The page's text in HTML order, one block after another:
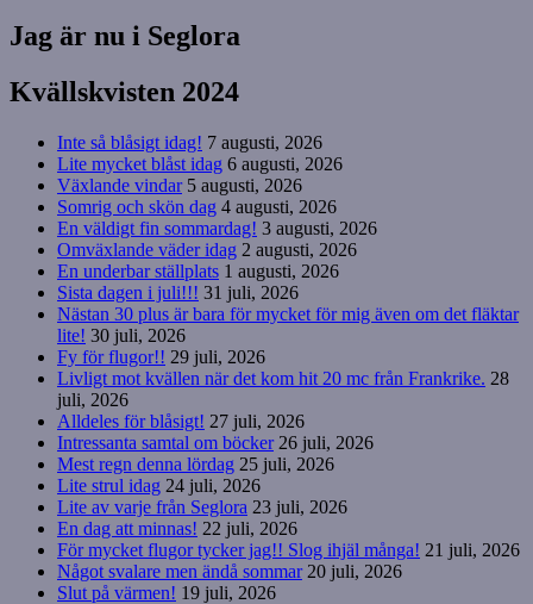
Jag är nu i Seglora
Kvällskvisten 2024
Inte så blåsigt idag! 7 augusti, 2026
Lite mycket blåst idag 6 augusti, 2026
Växlande vindar 5 augusti, 2026
Somrig och skön dag 4 augusti, 2026
En väldigt fin sommardag! 3 augusti, 2026
Omväxlande väder idag 2 augusti, 2026
En underbar ställplats 1 augusti, 2026
Sista dagen i juli!!! 31 juli, 2026
Nästan 30 plus är bara för mycket för mig även om det fläktar
lite! 30 juli, 2026
Fy för flugor!! 29 juli, 2026
Livligt mot kvällen när det kom hit 20 mc från Frankrike. 28
juli, 2026
Alldeles för blåsigt! 27 juli, 2026
Intressanta samtal om böcker 26 juli, 2026
Mest regn denna lördag 25 juli, 2026
Lite strul idag 24 juli, 2026
Lite av varje från Seglora 23 juli, 2026
En dag att minnas! 22 juli, 2026
För mycket flugor tycker jag!! Slog ihjäl många! 21 juli, 2026
Något svalare men ändå sommar 20 juli, 2026
Slut på värmen! 19 juli, 2026